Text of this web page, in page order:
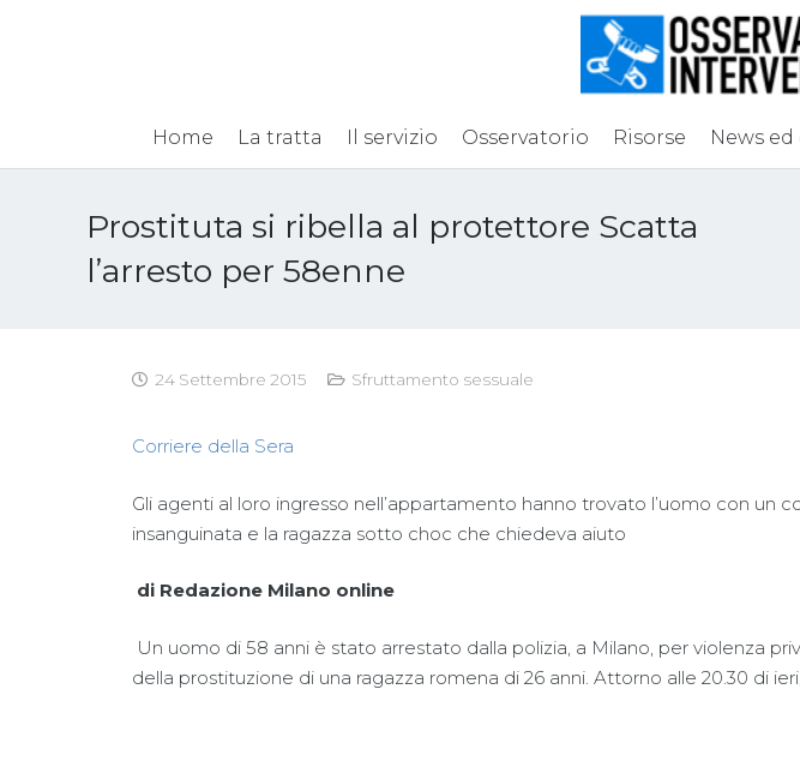
Home La tratta Il servizio Osservatorio Risorse News
Prostituta si ribella al protettore Scatta
l’arresto per 58enne
24 Settembre 2015 Sfruttamento sessuale
Corriere della Sera
Gli agenti al loro ingresso nell’appartamento hanno trovato l’uomo con un
insanguinata e la ragazza sotto choc che chiedeva aiuto
di Redazione Milano online
Un uomo di 58 anni è stato arrestato dalla polizia, a Milano, per violenza
della prostituzione di una ragazza romena di 26 anni. Attorno alle 20.30 di ieri,